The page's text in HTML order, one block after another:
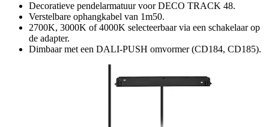
Decoratieve pendelarmatuur voor DECO TRACK 48.
Verstelbare ophangkabel van 1m50.
2700K, 3000K of 4000K selecteerbaar via een schakelaar op
de adapter.
Dimbaar met een DALI-PUSH omvormer (CD184, CD185).